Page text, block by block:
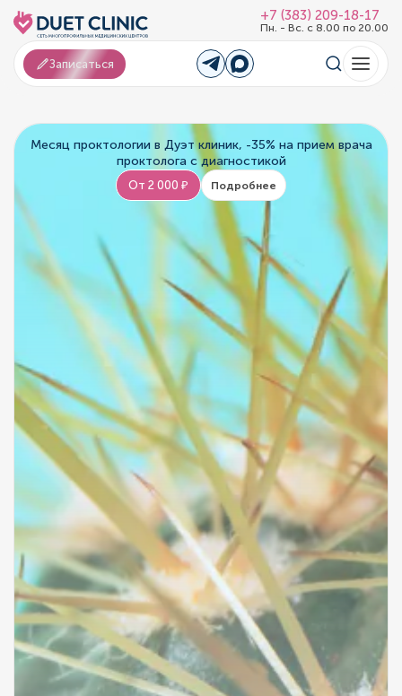
+7 (383) 209-18-17
Пн. - Вс. с 8.00 по 20.00
Записаться
Месяц проктологии в Дуэт клиник, -35% на прием врача
проктолога с диагностикой
От 2 000 ₽ Подробнее